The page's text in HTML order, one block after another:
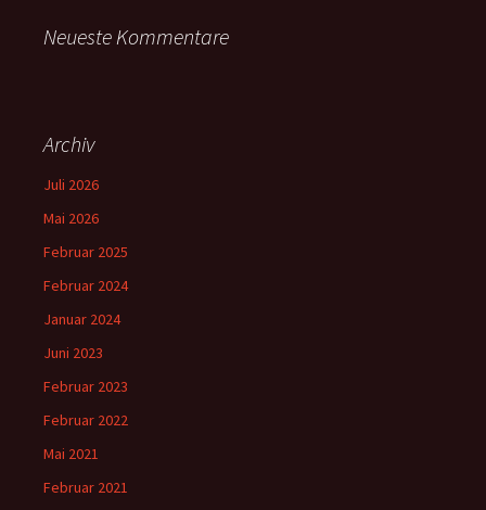
Neueste Kommentare
Archiv
Juli 2026
Mai 2026
Februar 2025
Februar 2024
Januar 2024
Juni 2023
Februar 2023
Februar 2022
Mai 2021
Februar 2021